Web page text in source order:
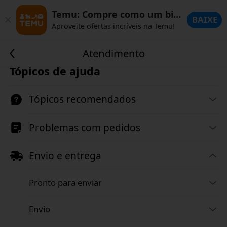
Temu: Compre como um bilionário
Aproveite ofertas incríveis na Temu!
BAIXE
Atendimento
Tópicos de ajuda
Tópicos recomendados
Problemas com pedidos
Envio e entrega
Pronto para enviar
Envio